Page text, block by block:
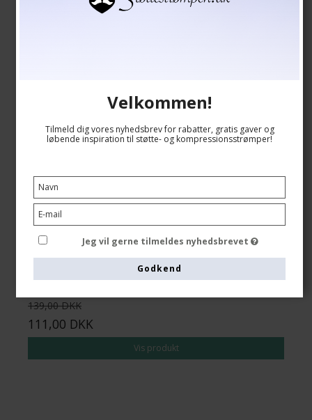
Støttestrømper Bambus, Rib Weave, Sort/Orange
Tenbro bamboo fibers
8210-1
Se størrelsesskema her
139,00 DKK
111,00 DKK
Vis produkt
Velkommen!
Tilmeld dig vores nyhedsbrev for rabatter, gratis gaver og
løbende inspiration til støtte- og kompressionsstrømper!
Jeg vil gerne tilmeldes nyhedsbrevet
Godkend